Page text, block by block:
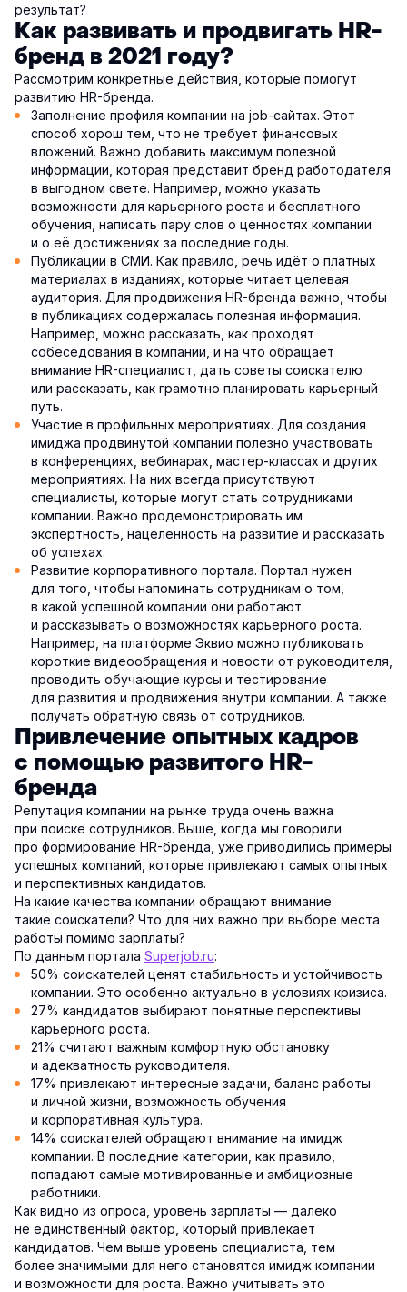
результат?
Как развивать и продвигать HR-
бренд в 2021 году?
Рассмотрим конкретные действия, которые помогут
развитию HR-бренда.
Заполнение профиля компании на job-сайтах. Этот
способ хорош тем, что не требует финансовых
вложений. Важно добавить максимум полезной
информации, которая представит бренд работодателя
в выгодном свете. Например, можно указать
возможности для карьерного роста и бесплатного
обучения, написать пару слов о ценностях компании
и о её достижениях за последние годы.
Публикации в СМИ. Как правило, речь идёт о платных
материалах в изданиях, которые читает целевая
аудитория. Для продвижения HR-бренда важно, чтобы
в публикациях содержалась полезная информация.
Например, можно рассказать, как проходят
собеседования в компании, и на что обращает
внимание HR-специалист, дать советы соискателю
или рассказать, как грамотно планировать карьерный
путь.
Участие в профильных мероприятиях. Для создания
имиджа продвинутой компании полезно участвовать
в конференциях, вебинарах, мастер-классах и других
мероприятиях. На них всегда присутствуют
специалисты, которые могут стать сотрудниками
компании. Важно продемонстрировать им
экспертность, нацеленность на развитие и рассказать
об успехах.
Развитие корпоративного портала. Портал нужен
для того, чтобы напоминать сотрудникам о том,
в какой успешной компании они работают
и рассказывать о возможностях карьерного роста.
Например, на платформе Эквио можно публиковать
короткие видеообращения и новости от руководителя,
проводить обучающие курсы и тестирование
для развития и продвижения внутри компании. А также
получать обратную связь от сотрудников.
Привлечение опытных кадров
с помощью развитого HR-
бренда
Репутация компании на рынке труда очень важна
при поиске сотрудников. Выше, когда мы говорили
про формирование HR-бренда, уже приводились примеры
успешных компаний, которые привлекают самых опытных
и перспективных кандидатов.
На какие качества компании обращают внимание
такие соискатели? Что для них важно при выборе места
работы помимо зарплаты?
По данным портала Superjob.ru:
50% соискателей ценят стабильность и устойчивость
компании. Это особенно актуально в условиях кризиса.
27% кандидатов выбирают понятные перспективы
карьерного роста.
21% считают важным комфортную обстановку
и адекватность руководителя.
17% привлекают интересные задачи, баланс работы
и личной жизни, возможность обучения
и корпоративная культура.
14% соискателей обращают внимание на имидж
компании. В последние категории, как правило,
попадают самые мотивированные и амбициозные
работники.
Как видно из опроса, уровень зарплаты — далеко
не единственный фактор, который привлекает
кандидатов. Чем выше уровень специалиста, тем
более значимыми для него становятся имидж компании
и возможности для роста. Важно учитывать это